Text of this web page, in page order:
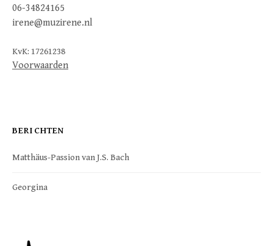
06-34824165
irene@muzirene.nl
KvK: 17261238
Voorwaarden
BERICHTEN
Matthäus-Passion van J.S. Bach
Georgina